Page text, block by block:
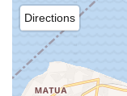
Directions